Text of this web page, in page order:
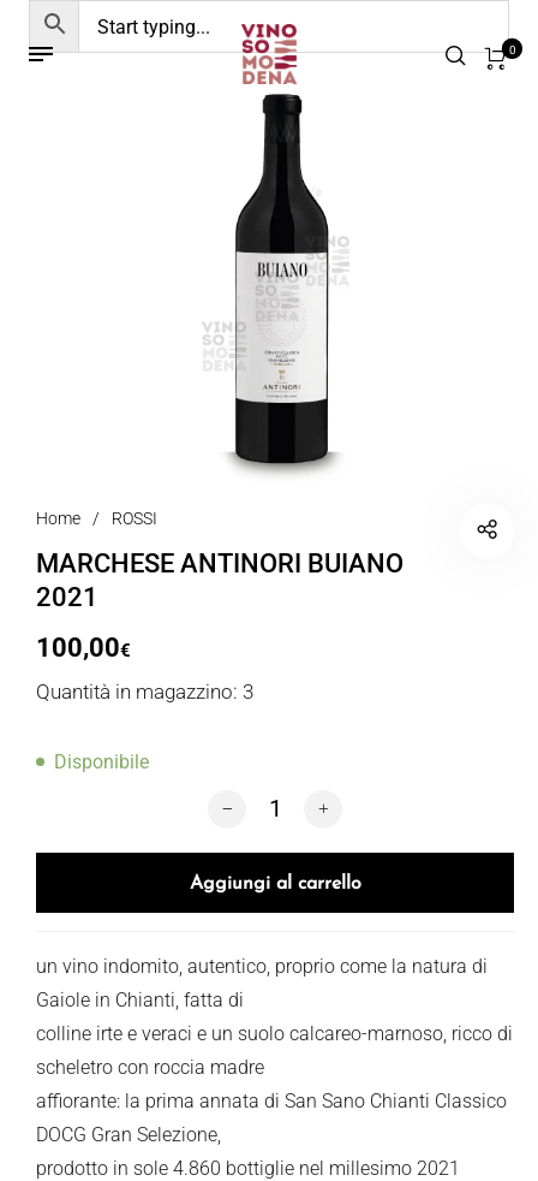
0
Home / ROSSI
MARCHESE ANTINORI BUIANO
2021
100,00€
Quantità in magazzino: 3
Disponibile
MARCHESE ANTINORI BUIANO 2021
Aggiungi al carrello
un vino indomito, autentico, proprio come la natura di
Gaiole in Chianti, fatta di
colline irte e veraci e un suolo calcareo-marnoso, ricco di
scheletro con roccia madre
affiorante: la prima annata di San Sano Chianti Classico
DOCG Gran Selezione,
prodotto in sole 4.860 bottiglie nel millesimo 2021